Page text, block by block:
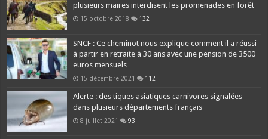
plusieurs maires interdisent les promenades en forêt
15 octobre 2018 132
SNCF : Ce cheminot nous explique comment il a réussi
à partir en retraite à 30 ans avec une pension de 3500
euros mensuels
15 décembre 2021 112
Alerte : des tiques asiatiques carnivores signalées
dans plusieurs départements français
8 juillet 2021 93